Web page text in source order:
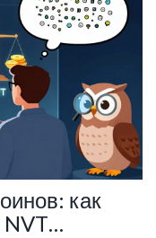
как
NVT